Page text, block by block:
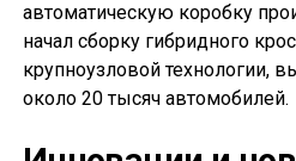
автоматическую коробку
начал сборку гибридного
крупноузловой технологии,
около 20 тысяч автомобилей.